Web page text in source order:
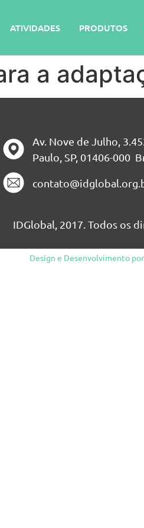
ATIVIDADES PRODUTOS
a
Av. Nove de Julho,
Paulo, SP, 01406-000
IDGlobal, 2017. Todos os
Design e Desenvolvimento por